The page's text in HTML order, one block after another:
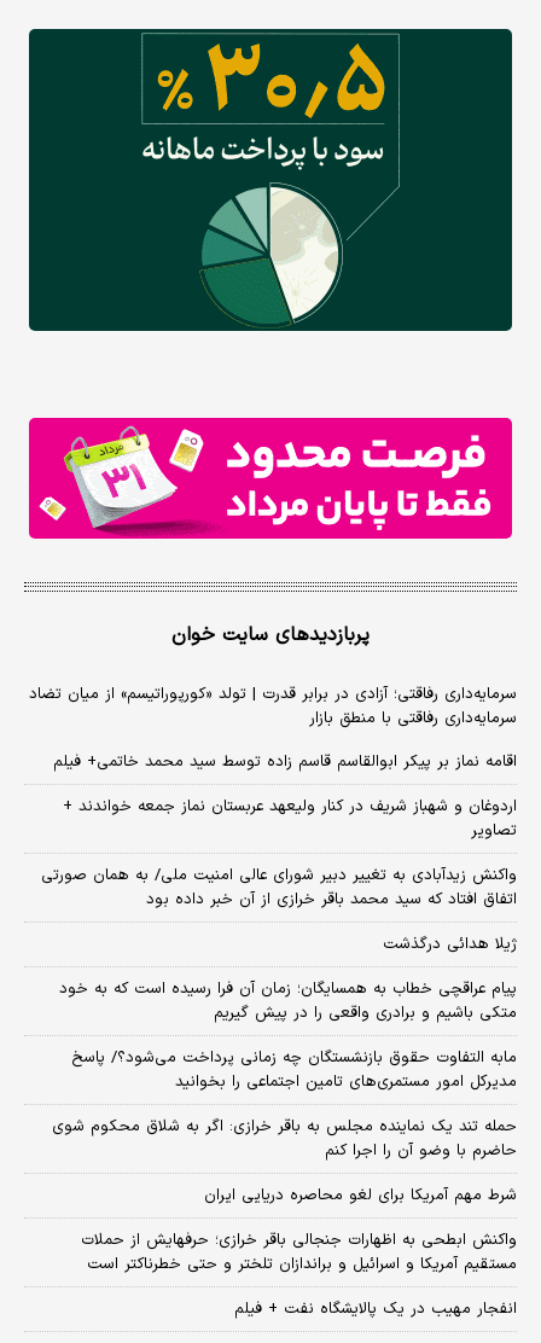
پربازدیدهای سایت خوان
سرمایه‌داری رفاقتی؛ آزادی در برابر قدرت | تولد «کورپوراتیسم» از میان تضاد
سرمایه‌داری رفاقتی با منطق بازار
اقامه نماز بر پیکر ابوالقاسم قاسم زاده توسط سید محمد خاتمی+ فیلم
اردوغان و شهباز شریف در کنار ولیعهد عربستان نماز جمعه خواندند +
تصاویر
واکنش زیدآبادی به تغییر دبیر شورای عالی امنیت ملی/ به همان صورتی
اتفاق افتاد که سید محمد باقر خرازی از آن خبر داده بود
ژیلا هدائی درگذشت
پیام عراقچی خطاب به همسایگان؛ زمان آن فرا رسیده است که به خود
متکی باشیم و برادری واقعی را در پیش گیریم
مابه التفاوت حقوق بازنشستگان چه زمانی پرداخت می‌شود؟/ پاسخ
مدیرکل امور مستمری‌های تامین اجتماعی را بخوانید
حمله تند یک نماینده مجلس به باقر خرازی: اگر به شلاق محکوم شوی
حاضرم با وضو آن را اجرا کنم
شرط مهم آمریکا برای لغو محاصره دریایی ایران
واکنش ابطحی به اظهارات جنجالی باقر خرازی؛ حرفهایش از حملات
مستقیم آمریکا و اسرائیل و براندازان تلختر و حتی خطرناکتر است
انفجار مهیب در یک پالایشگاه نفت + فیلم